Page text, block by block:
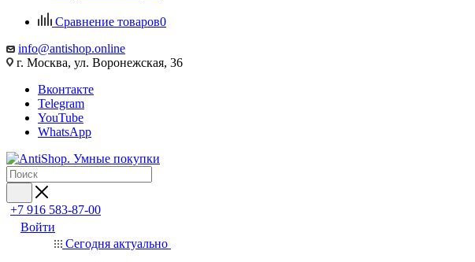
Сравнение товаров0
info@antishop.online
г. Москва, ул. Воронежская, 36
Вконтакте
Telegram
YouTube
WhatsApp
+7 916 583-87-00
Войти
Сегодня актуально